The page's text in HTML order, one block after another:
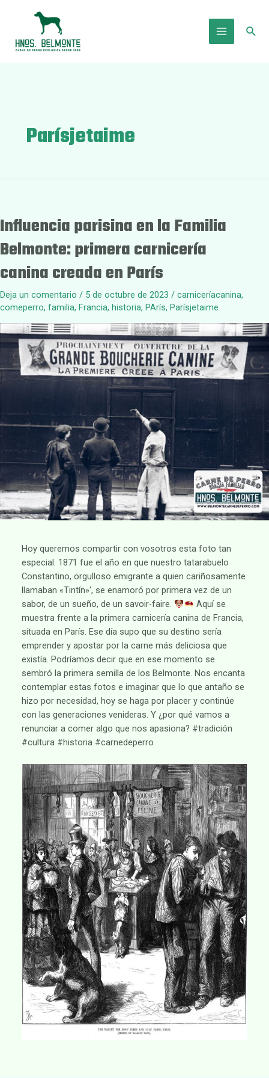
Main
Parísjetaime
Influencia parisina en la Familia
Belmonte: primera carnicería
canina creada en París
Deja un comentario / 5 de octubre de 2023 / carniceríacanina,
comeperro, familia, Francia, historia, PArís, Parísjetaime
Hoy queremos compartir con vosotros esta foto tan
especial. 1871 fue el año en que nuestro tatarabuelo
Constantino, orgulloso emigrante a quien cariñosamente
llamaban «Tintín»‘, se enamoró por primera vez de un
sabor, de un sueño, de un savoir-faire.
Aquí se
muestra frente a la primera carnicería canina de Francia,
situada en París. Ese día supo que su destino sería
emprender y apostar por la carne más deliciosa que
existía. Podríamos decir que en ese momento se
sembró la primera semilla de los Belmonte. Nos encanta
contemplar estas fotos e imaginar que lo que antaño se
hizo por necesidad, hoy se haga por placer y continúe
con las generaciones venideras. Y ¿por qué vamos a
renunciar a comer algo que nos apasiona? #tradición
#cultura #historia #carnedeperro